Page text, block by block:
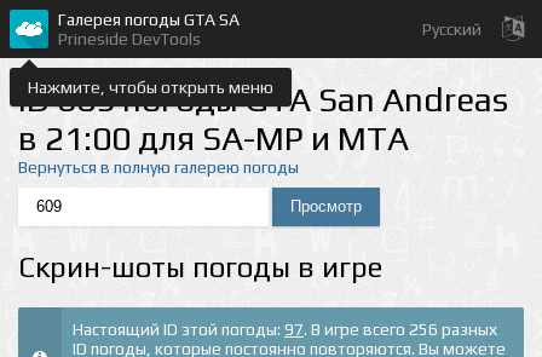
Нажмите, чтобы открыть меню
Галерея погоды GTA SA
Prineside DevTools
Русский
ID 609 погоды GTA San Andreas
в 21:00 для SA-MP и MTA
Вернуться в полную галерею погоды
Скрин-шоты погоды в игре
Настоящий ID этой погоды: 97. В игре всего 256 разных
ID погоды, которые постоянно повторяются. Вы можете